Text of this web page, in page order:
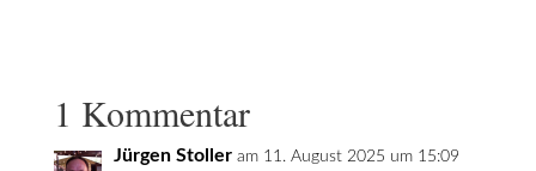
1 Kommentar
Jürgen Stoller am 11. August 2025 um 15:09